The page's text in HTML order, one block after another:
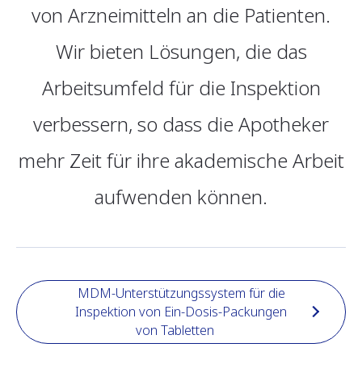
von Arzneimitteln an die Patienten.
Wir bieten Lösungen, die das
Arbeitsumfeld für die Inspektion
verbessern, so dass die Apotheker
mehr Zeit für ihre akademische Arbeit
aufwenden können.
MDM-Unterstützungssystem für die
Inspektion von Ein-Dosis-Packungen
von Tabletten